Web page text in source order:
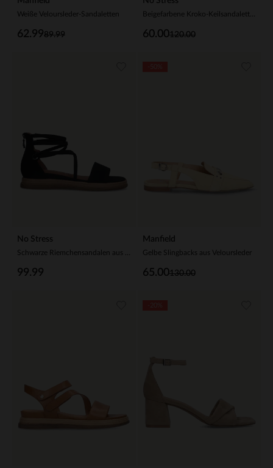
Weiße Veloursleder-Sandaletten
89.99
62.99 120.00
60.00
No Stress
99.99
Manfield
Gelbe Slingbacks aus Veloursleder
130.00
65.00